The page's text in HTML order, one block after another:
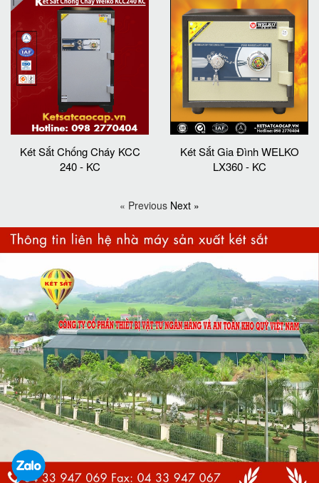
Két Sắt Chống Cháy KCC
240 - KC
Két Sắt Gia Đình WELKO
LX360 - KC
« Previous Next »